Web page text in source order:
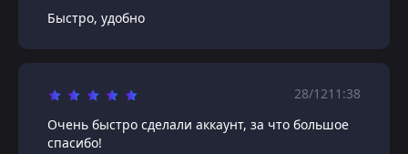
Быстро, удобно
28/1211:38
Очень быстро сделали аккаунт, за что большое
спасибо!